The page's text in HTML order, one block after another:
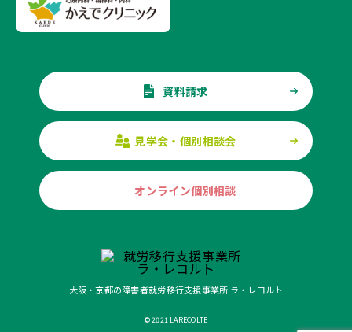
資料請求
見学会・個別相談会
オンライン個別相談
大阪・京都の障害者就労移行支援事業所 ラ・レコルト
© 2021 LARECOLTE